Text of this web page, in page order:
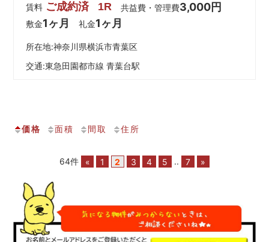
賃料 ご成約済 1R 共益費・管理費3,000円
敷金1ヶ月 礼金1ヶ月
所在地:神奈川県横浜市青葉区
交通:東急田園都市線 青葉台駅
価格 面積 間取 住所
64件 « 1 2 3 4 5 .. 7 »